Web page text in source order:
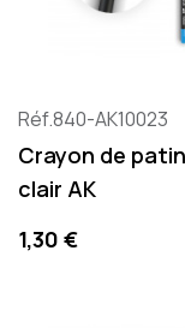
Réf.840-AK10023
Crayon de
clair AK
Precio
1,30 €